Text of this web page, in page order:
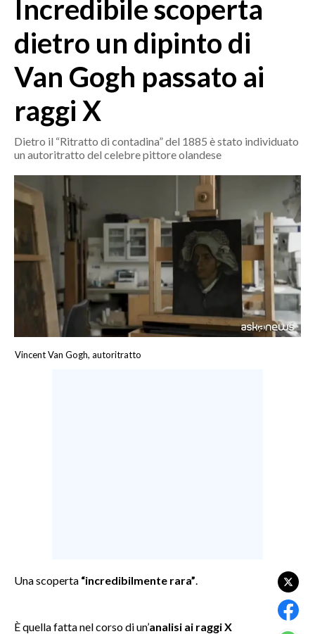
MEDIO CAMPIDANO
SASSARI E PROVINCIA
GALLURA
NUORO E PROVINCIA
OGLIASTRA
ITALIA
MONDO
POLITICA
ECONOMIA
SERVIZI ALLE IMPRESE
BANDI
CULTURA
Incredibile scoperta
dietro un dipinto di
Van Gogh passato ai
raggi X
Dietro il “Ritratto di contadina” del 1885 è stato individuato
un autoritratto del celebre pittore olandese
Vincent Van Gogh, autoritratto
Una scoperta “incredibilmente rara”
È quella fatta nel corso di un’analisi ai raggi X